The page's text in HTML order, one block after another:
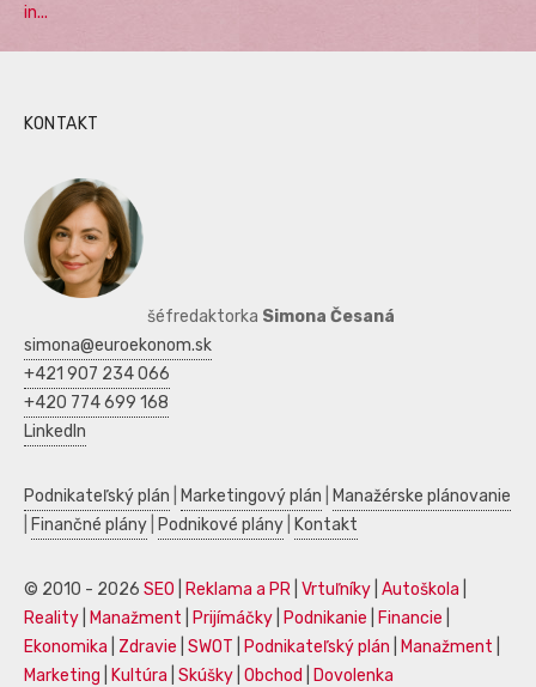
in...
KONTAKT
šéfredaktorka Simona Česaná
simona@euroekonom.sk
+421 907 234 066
+420 774 699 168
LinkedIn
Podnikateľský plán Marketingový plán
Manažérske plánovanie
Finančné plány Podnikové plány Kontakt
© 2010 - 2026 SEO Reklama a PR Vrtuľníky Autoškola
Reality
Manažment Prijímáčky Podnikanie Financie
Ekonomika
Zdravie SWOT Podnikateľský plán Manažment
Marketing
Kultúra Skúšky Obchod Dovolenka